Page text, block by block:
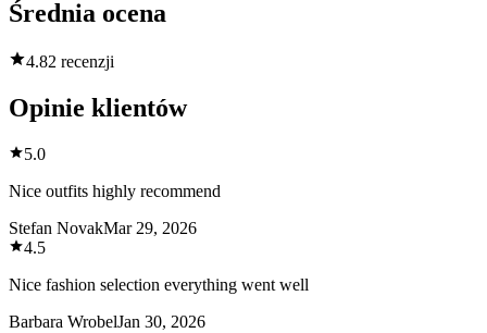
Średnia ocena
4.82 recenzji
Opinie klientów
5.0
Nice outfits highly recommend
Stefan NovakMar 29, 2026
4.5
Nice fashion selection everything went well
Barbara WrobelJan 30, 2026